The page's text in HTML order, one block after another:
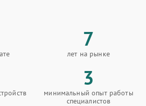
7
лет на рынке
3
минимальный опыт работы
специалистов